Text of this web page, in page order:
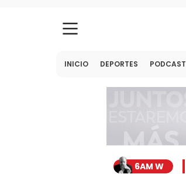
INICIO DEPORTES PODCAST
6AM W